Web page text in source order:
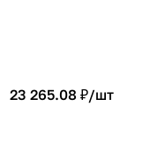
23 265.08 ₽/шт